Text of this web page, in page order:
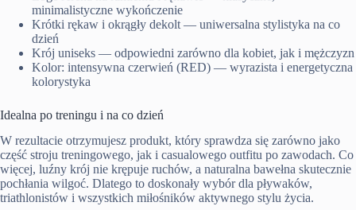
minimalistyczne wykończenie
Krótki rękaw i okrągły dekolt — uniwersalna stylistyka na co
dzień
Krój uniseks — odpowiedni zarówno dla kobiet, jak i mężczyzn
Kolor: intensywna czerwień (RED) — wyrazista i energetyczna
kolorystyka
Idealna po treningu i na co dzień
W rezultacie otrzymujesz produkt, który sprawdza się zarówno jako
część stroju treningowego, jak i casualowego outfitu po zawodach. Co
więcej, luźny krój nie krępuje ruchów, a naturalna bawełna skutecznie
pochłania wilgoć. Dlatego to doskonały wybór dla pływaków,
triathlonistów i wszystkich miłośników aktywnego stylu życia.